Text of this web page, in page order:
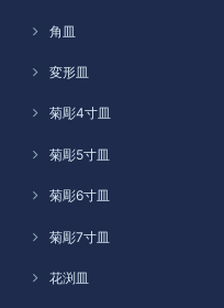
角皿
変形皿
菊彫4寸皿
菊彫5寸皿
菊彫6寸皿
菊彫7寸皿
花渕皿